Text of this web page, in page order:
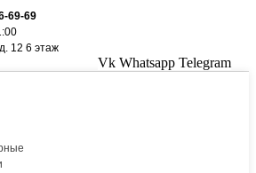
69-69
12 6 этаж
Vk Whatsapp Telegram